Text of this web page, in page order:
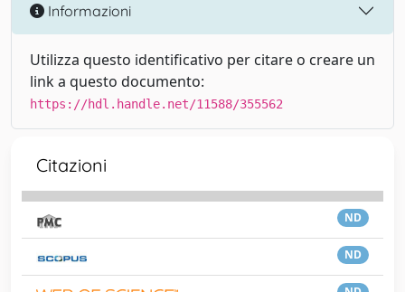
Informazioni
Utilizza questo identificativo per citare o creare un
link a questo documento:
https://hdl.handle.net/11588/355562
Citazioni
ND
ND